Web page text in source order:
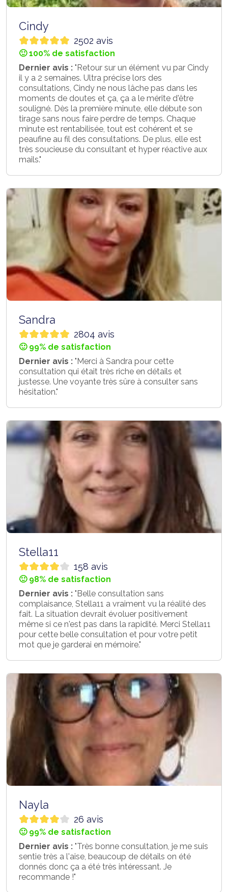
Cindy
2502 avis
🙂 100% de satisfaction
Dernier avis : "Retour sur un élément vu par Cindy
il y a 2 semaines. Ultra précise lors des
consultations, Cindy ne nous lâche pas dans les
moments de doutes et ça, ça a le mérite d'être
souligné. Dès la première minute, elle débute son
tirage sans nous faire perdre de temps. Chaque
minute est rentabilisée, tout est cohérent et se
peaufine au fil des consultations. De plus, elle est
très soucieuse du consultant et hyper réactive aux
mails."
Sandra
2804 avis
🙂 99% de satisfaction
Dernier avis : "Merci à Sandra pour cette
consultation qui était très riche en détails et
justesse. Une voyante très sûre à consulter sans
hésitation."
Stella11
158 avis
🙂 98% de satisfaction
Dernier avis : "Belle consultation sans
complaisance, Stella11 a vraiment vu la réalité des
fait. La situation devrait évoluer positivement
même si ce n'est pas dans la rapidité. Merci Stella11
pour cette belle consultation et pour votre petit
mot que je garderai en mémoire."
Nayla
26 avis
🙂 99% de satisfaction
Dernier avis : "Très bonne consultation, je me suis
sentie très a l'aise, beaucoup de détails on été
donnés donc ça a été très intéressant. Je
recommande !"